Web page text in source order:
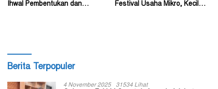
Ihwal Pembentukan dan
Festival Usaha Mikro, Kecil
Berita Terpopuler
4 November 2025 31534 Lihat